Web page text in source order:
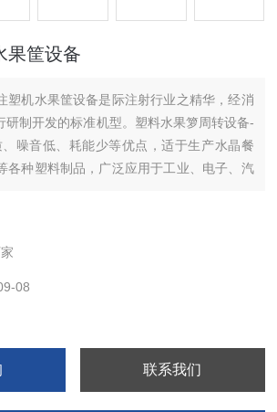
果筐设备
塑机水果筐设备是际注射行业之精华，经消
研制开发的标准机型。塑料水果箩周转设备-
噪音低、耗能少等优点，适于生产水晶餐
各种塑料制品，广泛应用于工业、电子、汽
08
联系我们